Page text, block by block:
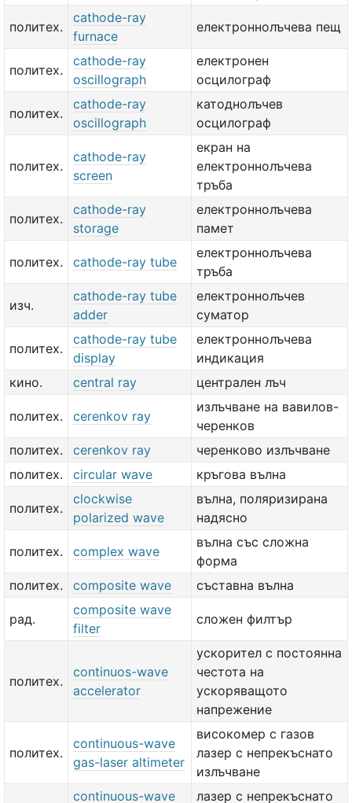
политех.
cathode-ray
furnace
електроннолъчева пещ
политех.
cathode-ray
oscillograph
електронен
осцилограф
политех.
cathode-ray
oscillograph
катоднолъчев
осцилограф
политех.
cathode-ray
screen
екран на
електроннолъчева
тръба
политех.
cathode-ray
storage
електроннолъчева
памет
политех. cathode-ray tube
електроннолъчева
тръба
изч.
cathode-ray tube
adder
електроннолъчев
суматор
политех.
cathode-ray tube
display
електроннолъчева
индикация
кино.
central ray централен лъч
политех. cerenkov ray
излъчване на вавилов-
черенков
политех.
cerenkov ray
черенково излъчване
политех.
circular wave кръгова вълна
политех.
clockwise
polarized wave
вълна, поляризирана
надясно
политех. complex wave
вълна със сложна
форма
политех.
composite wave съставна вълна
рад.
composite wave
filter
сложен филтър
политех.
continuos-wave
accelerator
ускорител с постоянна
честота на
ускоряващото
напрежение
политех.
continuous-wave
gas-laser altimeter
високомер с газов
лазер с непрекъснато
излъчване
continuous-wave лазер с непрекъснато